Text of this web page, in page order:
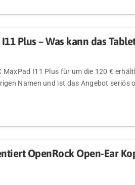
Plus – Was kann das
MaxPad I11 Plus für um die 120 €
Namen und ist das Angebot seriös
OpenRock Open-Ear